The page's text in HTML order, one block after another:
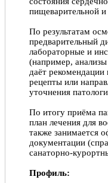
случаются
Юлия, 16.04.2022
Отлично!
Очень
преданный своему
Отлично!
Записался на приём
всем рекомендую.
пищеварительной
По результатам
предварительный
лабораторные и
(например,
даёт
рецепты или
уточнения
По итогу приёма
план лечения для
также занимается
документации
санаторно-
Профиль: